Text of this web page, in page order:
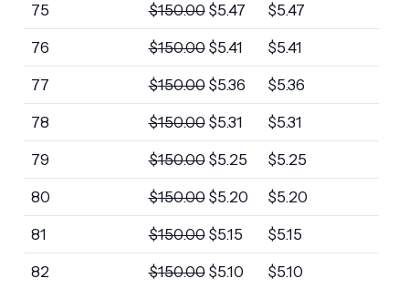
75 $150.00 $5.47 $5.47
76 $150.00 $5.41 $5.41
77 $150.00 $5.36 $5.36
78 $150.00 $5.31 $5.31
79 $150.00 $5.25 $5.25
80 $150.00 $5.20 $5.20
81 $150.00 $5.15 $5.15
82 $150.00 $5.10 $5.10